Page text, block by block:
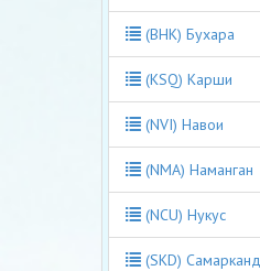
(BHK) Бухара
(KSQ) Карши
(NVI) Навои
(NMA) Наманган
(NCU) Нукус
(SKD) Самарканд